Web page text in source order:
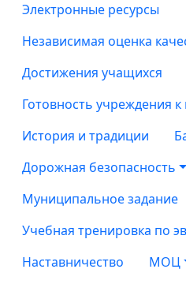
Электронные ресурсы
Независимая оценка
Достижения учащихся
Готовность учреждения
История и традиции
Дорожная безопасность
Муниципальное задание
Учебная тренировка по
Наставничество
МОЦ